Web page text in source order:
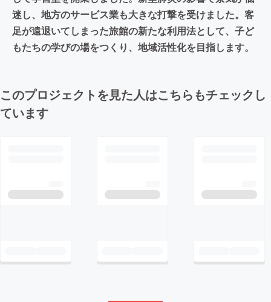
迷し、地方のサービス業も大きな打撃を受けました。客
足が遠退いてしまった旅館の新たな利用法として、子ど
もたちの学びの場をつくり、地域活性化を目指します。
このプロジェクトを見た人はこちらもチェックし
ています